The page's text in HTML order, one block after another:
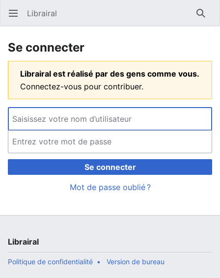
Ouvrir le menu principal Librairal
Se connecter
Librairal est réalisé par des gens comme vous.
Connectez-vous pour contribuer.
Se connecter
Mot de passe oublié ?
Librairal
Politique de confidentialité Version de bureau